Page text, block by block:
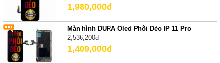
1,980,000đ
Màn hình DURA Oled Phôi Dẻo IP 11 Pro
2,536,200đ
1,409,000đ